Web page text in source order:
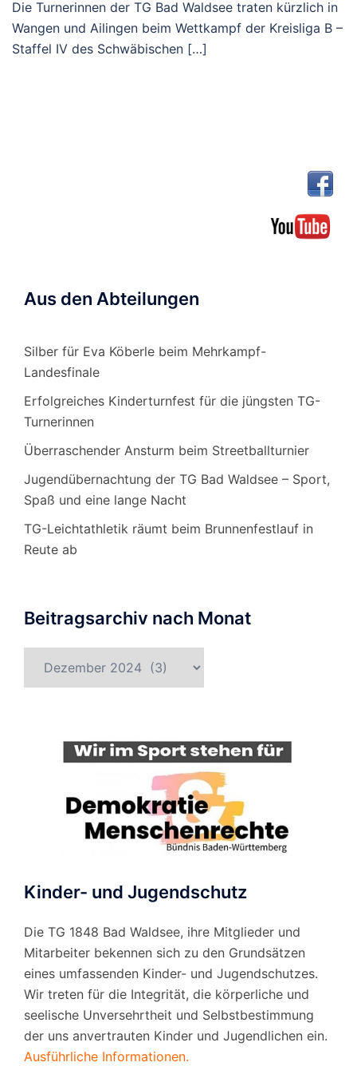
Die Turnerinnen der TG Bad Waldsee traten kürzlich in
Wangen und Ailingen beim Wettkampf der Kreisliga B –
Staffel IV des Schwäbischen […]
Aus den Abteilungen
Silber für Eva Köberle beim Mehrkampf-
Landesfinale
Erfolgreiches Kinderturnfest für die jüngsten TG-
Turnerinnen
Überraschender Ansturm beim Streetballturnier
Jugendübernachtung der TG Bad Waldsee – Sport,
Spaß und eine lange Nacht
TG-Leichtathletik räumt beim Brunnenfestlauf in
Reute ab
Beitragsarchiv nach Monat
nach
Kinder- und Jugendschutz
Die TG 1848 Bad Waldsee, ihre Mitglieder und
Mitarbeiter bekennen sich zu den Grundsätzen
eines umfassenden Kinder- und Jugendschutzes.
Wir treten für die Integrität, die körperliche und
seelische Unversehrtheit und Selbstbestimmung
der uns anvertrauten Kinder und Jugendlichen ein.
Ausführliche Informationen.